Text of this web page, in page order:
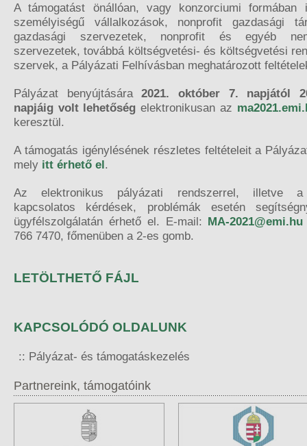
A támogatást önállóan, vagy konzorciumi formában
személyiségű vállalkozások, nonprofit gazdasági
gazdasági szervezetek, nonprofit és egyéb
szervezetek, továbbá költségvetési- és költségvetési
szervek, a Pályázati Felhívásban meghatározott
Pályázat benyújtására2021. október 7. napjától
napjáig volt lehetőségelektronikusan az
keresztül.
A támogatás igénylésének részletes feltételeit a
mely itt érhető el.
Az elektronikus pályázati rendszerrel, illetve a
kapcsolatos kérdések, problémák esetén
ügyfélszolgálatán érhető el. E-mail: MA-2021@emi.hu
766 7470, főmenüben a 2-es gomb.
LETÖLTHETŐ FÁJL
KAPCSOLÓDÓ OLDALUNK
Pályázat- és támogatáskezelés
Partnereink, támogatóink